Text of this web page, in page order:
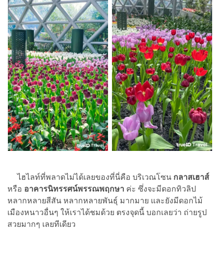
ไฮไลท์ที่พลาดไม่ได้เลยของที่นี่คือ บริเวณโซน กลาสเฮาส์
หรือ อาคารนิทรรศน์พรรณพฤกษา ค่ะ ซึ่งจะมีดอกทิวลิป
หลากหลายสีสัน หลากหลายพันธุ์ มากมาย และยังมีดอกไม้
เมืองหนาวอื่นๆ ให้เราได้ชมด้วย ตรงจุดนี้ บอกเลยว่า ถ่ายรูป
สวยมากๆ เลยทีเดียว